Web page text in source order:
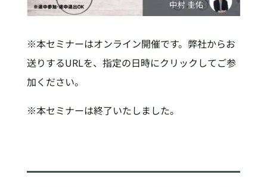
※本セミナーはオンライン開催です。弊社からお
送りするURLを、指定の日時にクリックしてご参
加ください。
※本セミナーは終了いたしました。